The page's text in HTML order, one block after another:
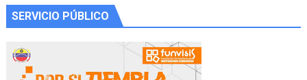
SERVICIO PÚBLICO